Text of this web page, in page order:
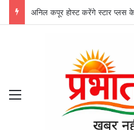
Menu